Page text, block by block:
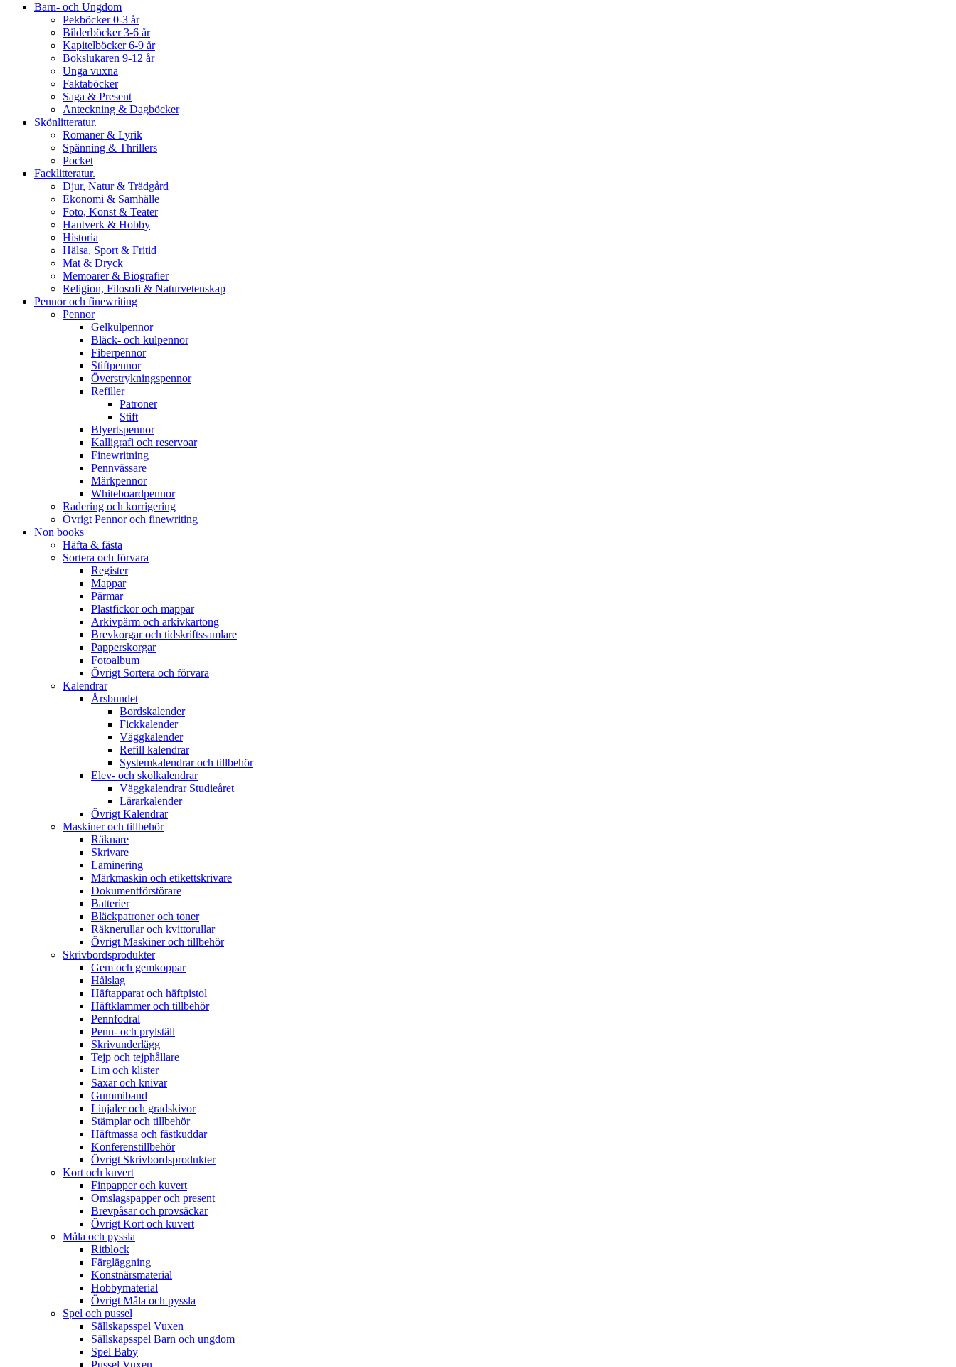
Barn- och Ungdom
Pekböcker 0-3 år
Bilderböcker 3-6 år
Kapitelböcker 6-9 år
Bokslukaren 9-12 år
Unga vuxna
Faktaböcker
Saga & Present
Anteckning & Dagböcker
Skönlitteratur.
Romaner & Lyrik
Spänning & Thrillers
Pocket
Facklitteratur.
Djur, Natur & Trädgård
Ekonomi & Samhälle
Foto, Konst & Teater
Hantverk & Hobby
Historia
Hälsa, Sport & Fritid
Mat & Dryck
Memoarer & Biografier
Religion, Filosofi & Naturvetenskap
Pennor och finewriting
Pennor
Gelkulpennor
Bläck- och kulpennor
Fiberpennor
Stiftpennor
Överstrykningspennor
Refiller
Patroner
Stift
Blyertspennor
Kalligrafi och reservoar
Finewritning
Pennvässare
Märkpennor
Whiteboardpennor
Radering och korrigering
Övrigt Pennor och finewriting
Non books
Häfta & fästa
Sortera och förvara
Register
Mappar
Pärmar
Plastfickor och mappar
Arkivpärm och arkivkartong
Brevkorgar och tidskriftssamlare
Papperskorgar
Fotoalbum
Övrigt Sortera och förvara
Kalendrar
Årsbundet
Bordskalender
Fickkalender
Väggkalender
Refill kalendrar
Systemkalendrar och tillbehör
Elev- och skolkalendrar
Väggkalendrar Studieåret
Lärarkalender
Övrigt Kalendrar
Maskiner och tillbehör
Räknare
Skrivare
Laminering
Märkmaskin och etikettskrivare
Dokumentförstörare
Batterier
Bläckpatroner och toner
Räknerullar och kvittorullar
Övrigt Maskiner och tillbehör
Skrivbordsprodukter
Gem och gemkoppar
Hålslag
Häftapparat och häftpistol
Häftklammer och tillbehör
Pennfodral
Penn- och prylställ
Skrivunderlägg
Tejp och tejphållare
Lim och klister
Saxar och knivar
Gummiband
Linjaler och gradskivor
Stämplar och tillbehör
Häftmassa och fästkuddar
Konferenstillbehör
Övrigt Skrivbordsprodukter
Kort och kuvert
Finpapper och kuvert
Omslagspapper och present
Brevpåsar och provsäckar
Övrigt Kort och kuvert
Måla och pyssla
Ritblock
Färgläggning
Konstnärsmaterial
Hobbymaterial
Övrigt Måla och pyssla
Spel och pussel
Sällskapsspel Vuxen
Sällskapsspel Barn och ungdom
Spel Baby
Pussel Vuxen